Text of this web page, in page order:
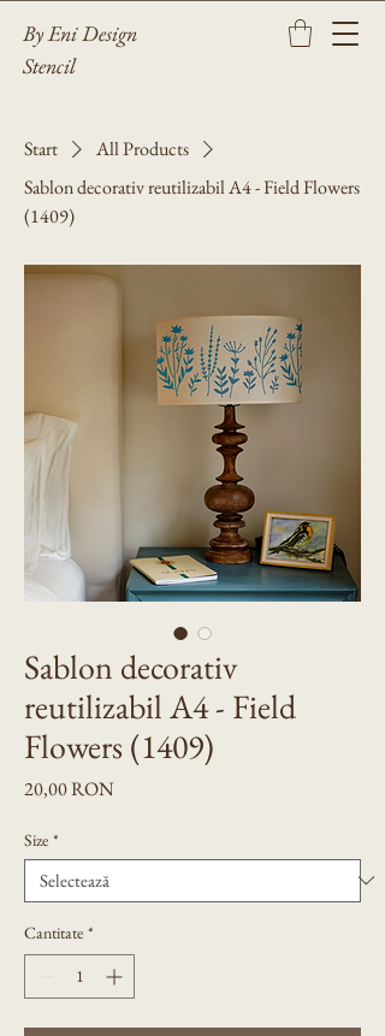
By Eni Design
Stencil
Start
All Products
Sablon decorativ reutilizabil A4 - Field Flowers
(1409)
Sablon decorativ
reutilizabil A4 - Field
Flowers (1409)
20,00 RONPreț
Size *
Cantitate *